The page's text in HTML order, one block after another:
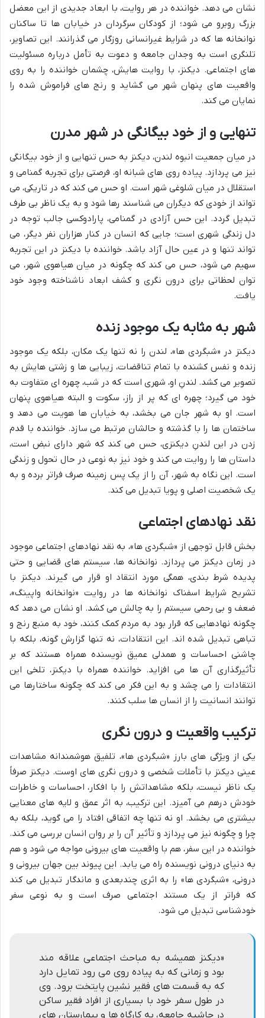
نشان می دهد. خواننده در هر روایت، با ابعاد جدیدی از این معضل
بزرگ روبرو می شود؛ از کودکان سرگردان در خیابان ها تا ساکنان
نوانخانه ها که در شرایط غیرانسانی روزگار می گذرانند. این تصاویر،
تلنگری است به وجدان جامعه و دعوت به تأمل درباره مسئولیت
های اجتماعی. دیکنز، با روایت هایش، چشمان خواننده را به روی
واقعیت های پنهان شهر می گشاید و رنج های فراموش شده را
نمایان می کند.
تنهایی و از خود بیگانگی در شهر مدرن
در میان جمعیت انبوه لندن، دیکنز به حس تنهایی و از خود بیگانگی
نیز می پردازد. پیاده روی های شبانه او، فرصتی برای تجربه گمنامی و
استقلال در میان شلوغی شهر است. او حس می کند که در تاریکی، می
تواند از خودی که دیگران می شناسند رها شود و به یک ناظر بی طرف
تبدیل گردد. این حس آزادی در گمنامی، پارادوکسی جالب توجه در
دل زندگی شهری است؛ جایی که انسان در کنار هزاران نفر دیگر، می
تواند تنها و در عین حال آزاد باشد. خواننده با دیکنز در این تجربه
سهیم می شود، حس می کند که چگونه در میان هیاهوی شهر، می
توان لحظاتی برای درون نگری و کشف ابعاد ناشناخته وجود خود
یافت.
شهر به مثابه یک موجود زنده
دیکنز در «شبگردی ها»، لندن را نه تنها یک مکان، بلکه یک موجود
زنده و نفس کشنده با تمام تناقضات، زیبایی ها و زشتی هایش به
تصویر می کشد. لندنِ او، شهری است که در شب، چهره ای متفاوت به
خود می گیرد؛ چهره ای که پر از راز، سکوت و البته هیاهوی پنهان
است. او به شهر جان می بخشد، به خیابان ها هویت می دهد و
ساختمان ها را با گذشته و حالشان مرتبط می سازد. خواننده با قدم
زدن در این لندنِ دیکنزی، حس می کند که شهر دارای نبض است،
داستان ها را روایت می کند و خود نیز به نوعی در حال تحول و زندگی
است. این نگاه به شهر، آن را از یک پس زمینه صرف فراتر برده و به
یک شخصیت اصلی و پویا تبدیل می کند.
نقد نهادهای اجتماعی
بخش قابل توجهی از «شبگردی ها»، به نقد نهادهای اجتماعی موجود
در زمان دیکنز می پردازد. نوانخانه ها، سیستم های قضایی و حتی
پدیده شرط بندی، همگی مورد انتقاد او قرار می گیرند. دیکنز با
تشریح شرایط اسفناک نوانخانه ها در روایت «نوانخانه واپینگ»،
ضعف و بی رحمی سیستم را به چالش می کشد. او نشان می دهد که
چگونه نهادهایی که قرار بود به مردم کمک کنند، خود به منبع رنج و
تباهی تبدیل شده اند. این انتقادات، نه تنها گزارش گونه، بلکه با
چاشنی احساسات و همدلی عمیق نویسنده همراه هستند که بر
تأثیرگذاری آن ها می افزاید. خواننده همراه با دیکنز، تلخی این
انتقادات را می چشد و به این فکر می کند که چگونه ساختارها می
توانند انسانیت را از انسان ها سلب کنند.
ترکیب واقعیت و درون نگری
یکی از ویژگی های بارز «شبگردی ها»، تلفیق هوشمندانه مشاهدات
عینی دیکنز با تأملات شخصی و درون نگری های اوست. دیکنز صرفاً
یک ناظر نیست، بلکه مشاهداتش را با افکار، احساسات و خاطرات
خودش درهم می آمیزد. این ترکیب، به اثر عمق و لایه های معنایی
بیشتری می بخشد. او نه تنها چه اتفاقی افتاد را می گوید، بلکه به
چرا و چگونه نیز می پردازد و تأثیر آن را بر روان انسان بررسی می کند.
خواننده در این سفر، هم با واقعیت های بیرونی مواجه می شود و هم
به دنیای درونی نویسنده راه می یابد. این پیوند بین جهان بیرونی و
درونی، «شبگردی ها» را به اثری چندبعدی و ماندگار تبدیل می کند
که فراتر از یک مستند اجتماعی صرف است و به نوعی سفر
خودشناسی تبدیل می شود.
«دیکنز همیشه به مباحث اجتماعی علاقه مند
بود و زمانی که به پیاده روی می رود تمایل دارد
که به قسمت های فقیر نشین پایتخت برود. وی
در طول سفر خود با بسیاری از افراد فقیر ساکن
در حاشیه جامعه، به کارگاه ها و بیمارستان های